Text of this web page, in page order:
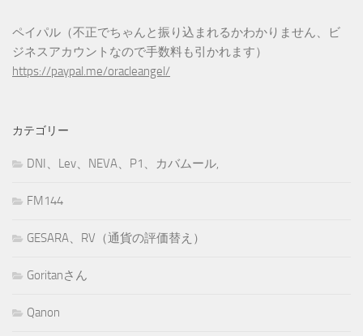
ペイパル（不正でちゃんと振り込まれるかわかりません、ビ
ジネスアカウントなので手数料も引かれます）
https://paypal.me/oracleangel/
カテゴリー
DNI、Lev、NEVA、P1、カバムール,
FM144
GESARA、RV（通貨の評価替え）
Goritanさん
Qanon